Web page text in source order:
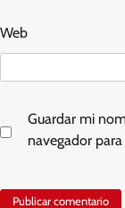
Web
Guardar mi
navegador